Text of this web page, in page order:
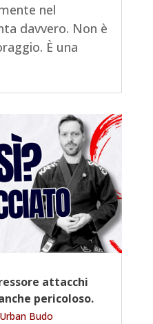
nel
davvero. Non è
È una
attacchi
pericoloso.
Budo